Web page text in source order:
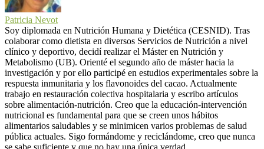
Patricia Nevot
Soy diplomada en Nutrición Humana y Dietética (CESNID). Tras
colaborar como dietista en diversos Servicios de Nutrición a nivel
clínico y deportivo, decidí realizar el Máster en Nutrición y
Metabolismo (UB). Orienté el segundo año de máster hacia la
investigación y por ello participé en estudios experimentales sobre la
respuesta inmunitaria y los flavonoides del cacao. Actualmente
trabajo en restauración colectiva hospitalaria y escribo artículos
sobre alimentación-nutrición. Creo que la educación-intervención
nutricional es fundamental para que se creen unos hábitos
alimentarios saludables y se minimicen varios problemas de salud
pública actuales. Sigo formándome y reciclándome, creo que nunca
se sabe suficiente y que no hay una única verdad.